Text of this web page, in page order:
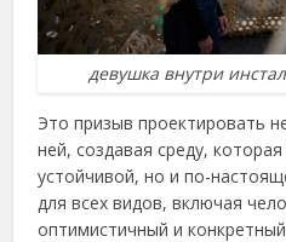
девушка внутри
Это призыв проектировать
ней, создавая среду,
устойчивой, но и по-
для всех видов, включая
оптимистичный и